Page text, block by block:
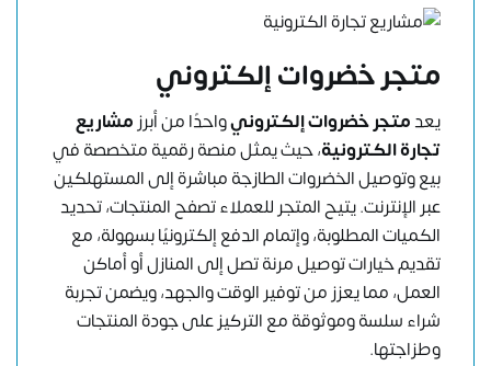
متجر خضروات إلكتروني
يعدمتجر خضروات إلكترونيواحدًا من أبرز مشاريع
تجارة الكترونية، حيث يمثل منصة رقمية متخصصة في
بيع وتوصيل الخضروات الطازجة مباشرة إلى المستهلكين
عبر الإنترنت. يتيح المتجر للعملاء تصفح المنتجات، تحديد
الكميات المطلوبة، وإتمام الدفع إلكترونيًا بسهولة، مع
تقديم خيارات توصيل مرنة تصل إلى المنازل أو أماكن
العمل، مما يعزز من توفير الوقت والجهد، ويضمن تجربة
شراء سلسة وموثوقة مع التركيز على جودة المنتجات
وطزاجتها.